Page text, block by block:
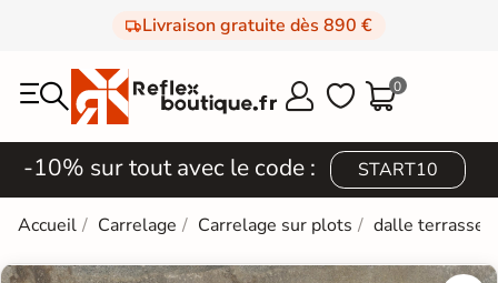
Livraison gratuite dès 890 €
  0
-10% sur tout avec le code : START10
Accueil Carrelage Carrelage sur plots dalle terrasse